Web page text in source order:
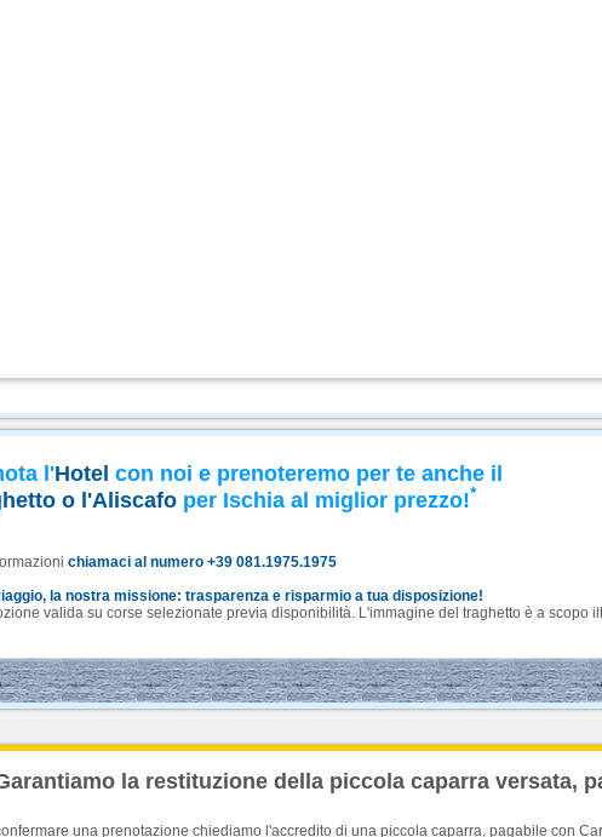
l'Hotel con noi e prenoteremo per te anche il
o l'Aliscafo per Ischia al miglior prezzo!*
chiamaci al numero +39 081.1975.1975
la nostra missione: trasparenza e risparmio a tua disposizione!
valida su corse selezionate previa disponibilità. L'immagine del traghetto è a scopo
la restituzione della piccola caparra versata,
una prenotazione chiediamo l'accredito di una piccola caparra, pagabile con